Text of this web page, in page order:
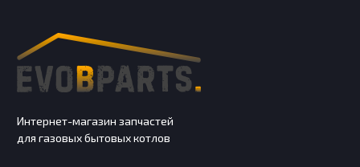
Интернет-магазин запчастей
для газовых бытовых котлов